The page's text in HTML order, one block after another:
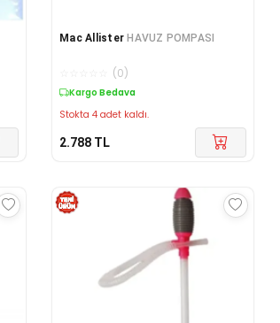
Mac Allister HAVUZ POMPASI
(0)
Kargo Bedava
Stokta 4 adet kaldı.
2.788 TL